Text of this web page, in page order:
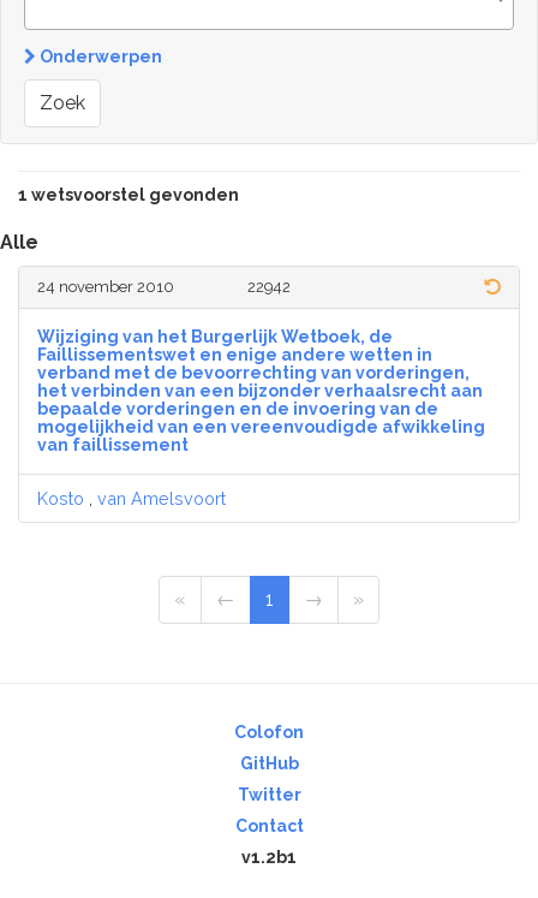
Onderwerpen
Zoek
1 wetsvoorstel gevonden
Alle
24 november 2010 22942
Wijziging van het Burgerlijk Wetboek, de
Faillissementswet en enige andere wetten in
verband met de bevoorrechting van vorderingen,
het verbinden van een bijzonder verhaalsrecht aan
bepaalde vorderingen en de invoering van de
mogelijkheid van een vereenvoudigde afwikkeling
van faillissement
Kosto van Amelsvoort
« ← 1 → »
Colofon
GitHub
Twitter
Contact
v1.2b1